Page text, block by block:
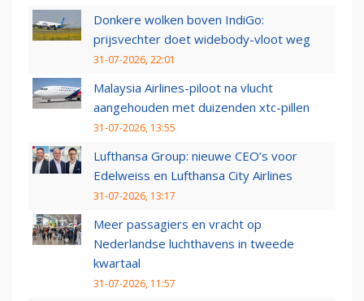
Donkere wolken boven IndiGo:
prijsvechter doet widebody-vloot weg
31-07-2026, 22:01
Malaysia Airlines-piloot na vlucht
aangehouden met duizenden xtc-pillen
31-07-2026, 13:55
Lufthansa Group: nieuwe CEO’s voor
Edelweiss en Lufthansa City Airlines
31-07-2026, 13:17
Meer passagiers en vracht op
Nederlandse luchthavens in tweede
kwartaal
31-07-2026, 11:57